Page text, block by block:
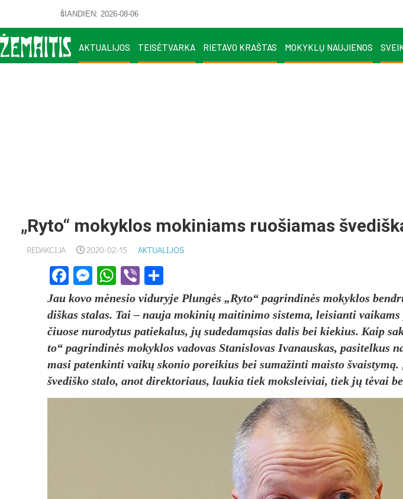
ŠIANDIEN: 2026-08-06
AKTUALIJOS TEISĖTVARKA RIETAVO KRAŠTAS MOKYKLŲ NAUJIENOS
„Ryto“ mokyklos mokiniams ruošiamas
REDAKCIJA 2020-02-15 AKTUALIJOS
Facebook
Messenger
WhatsApp
Viber
Jau ko­vo mėne­sio vi­du­ry­je Plungės „Ry­to“ pa­grin­dinės mo­kyk­los
diš­kas sta­las. Tai – nau­ja mo­ki­nių mai­ti­ni­mo sis­te­ma, lei­sian­ti
čiuo­se nu­ro­dy­tus pa­tie­ka­lus, jų su­de­damą­sias da­lis bei kie­kius. Kaip
to“ pa­grin­dinės mo­kyk­los va­do­vas Sta­nis­lo­vas Iva­naus­kas,
ma­si pa­ten­kin­ti vaikų sko­nio po­rei­kius bei su­ma­žin­ti mais­to
šve­diš­ko sta­lo, anot di­rek­to­riaus, lau­kia tiek moks­lei­viai, tiek jų tėvai